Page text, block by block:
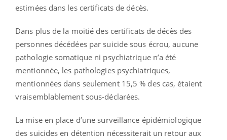
estimées dans les certificats de décès.
Dans plus de la moitié des certificats de décès des
personnes décédées par suicide sous écrou, aucune
pathologie somatique ni psychiatrique n’a été
mentionnée, les pathologies psychiatriques,
mentionnées dans seulement 15,5 % des cas, étaient
vraisemblablement sous-déclarées.
La mise en place d’une surveillance épidémiologique
des suicides en détention nécessiterait un retour aux